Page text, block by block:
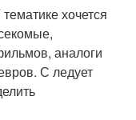
хочется
аналоги
С ледует